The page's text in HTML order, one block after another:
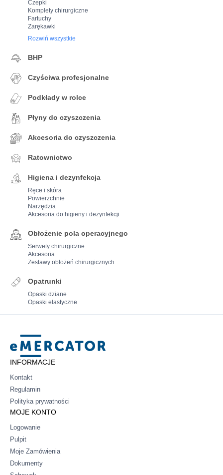
Czepki
Komplety chirurgiczne
Fartuchy
Zarękawki
Rozwiń wszystkie
BHP
Czyściwa profesjonalne
Podkłady w rolce
Płyny do czyszczenia
Akcesoria do czyszczenia
Ratownictwo
Higiena i dezynfekcja
Ręce i skóra
Powierzchnie
Narzędzia
Akcesoria do higieny i dezynfekcji
Obłożenie pola operacyjnego
Serwety chirurgiczne
Akcesoria
Zestawy obłożeń chirurgicznych
Opatrunki
Opaski dziane
Opaski elastyczne
Mercator
INFORMACJE
Kontakt
Regulamin
Polityka prywatności
MOJE KONTO
Logowanie
Pulpit
Moje Zamówienia
Dokumenty